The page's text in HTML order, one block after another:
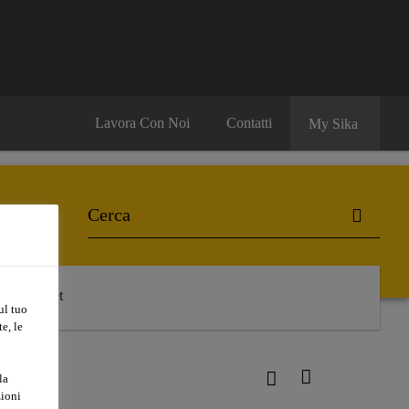
Lavora Con Noi Contatti My Sika
tuo
le